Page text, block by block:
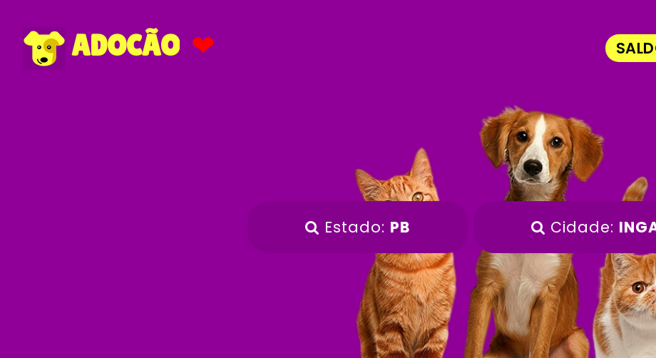
ADOCÃO ❤
Estado: PB Cidade: